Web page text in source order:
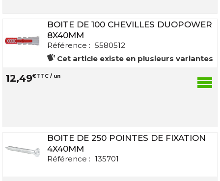
BOITE DE 100 CHEVILLES DUOPOWER
8X40MM
Référence : 5580512
Cet article existe en plusieurs variantes
12,49€TTC / un
BOITE DE 250 POINTES DE FIXATION
4X40MM
Référence : 135701